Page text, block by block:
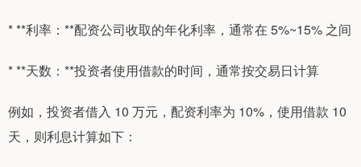
* **利率：**配资公司收取的年化利率，通常在 5%~15% 之间
* **天数：**投资者使用借款的时间，通常按交易日计算
例如，投资者借入 10 万元，配资利率为 10%，使用借款 10
天，则利息计算如下：